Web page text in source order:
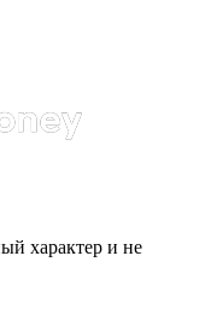
характер и не